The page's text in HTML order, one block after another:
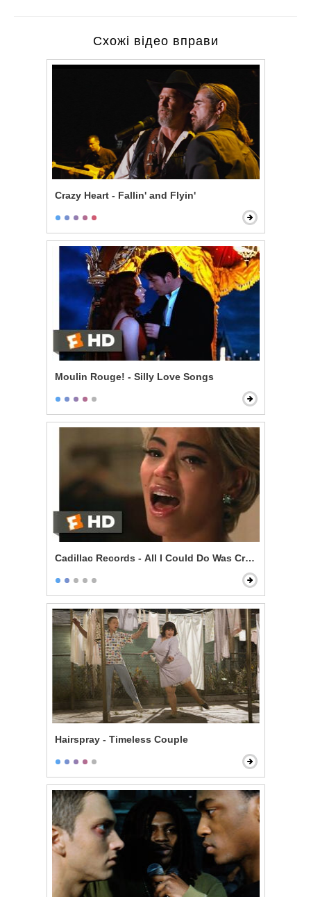
Схожі відео вправи
Crazy Heart - Fallin' and Flyin'
Moulin Rouge! - Silly Love Songs
Cadillac Records - All I Could Do Was Cry Scene
Hairspray - Timeless Couple